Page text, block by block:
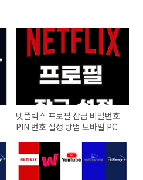
넷플릭스 프로필 잠금 비밀번호
PIN 번호 설정 방법 모바일 PC